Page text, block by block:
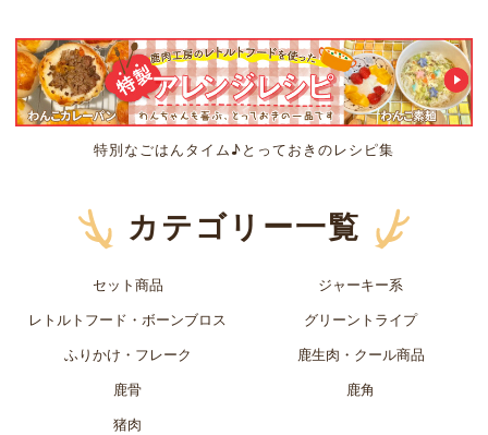
特別なごはんタイム♪とっておきのレシピ集
カテゴリー一覧
セット商品
ジャーキー系
レトルトフード・ボーンブロス
グリーントライプ
ふりかけ・フレーク
鹿生肉・クール商品
鹿骨
鹿角
猪肉